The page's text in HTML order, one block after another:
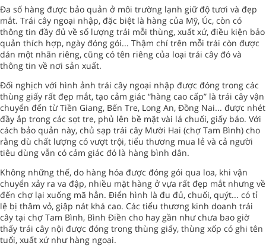
Đa số hàng được bảo quản ở môi trường lạnh giữ độ tươi và đẹp
mắt. Trái cây ngoại nhập, đặc biệt là hàng của Mỹ, Úc, còn có
thông tin đầy đủ về số lượng trái mỗi thùng, xuất xứ, điều kiện bảo
quản thích hợp, ngày đóng gói... Thậm chí trên mỗi trái còn được
dán một nhãn riêng, cũng có tên riêng của loại trái cây đó và
thông tin về nơi sản xuất.
Đối nghịch với hình ảnh trái cây ngoại nhập được đóng trong các
thùng giấy rất đẹp mắt, tạo cảm giác “hàng cao cấp” là trái cây vận
chuyển đến từ Tiền Giang, Bến Tre, Long An, Đồng Nai... được nhét
đầy ắp trong các sọt tre, phủ lên bề mặt vài lá chuối, giấy báo. Với
cách bảo quản này, chủ sạp trái cây Mười Hai (chợ Tam Bình) cho
rằng dù chất lượng có vượt trội, tiểu thương mua lẻ và cả người
tiêu dùng vẫn có cảm giác đó là hàng bình dân.
Không những thế, do hàng hóa được đóng gói qua loa, khi vận
chuyển xảy ra va đập, nhiều mặt hàng ở vựa rất đẹp mắt nhưng về
đến chợ lại xuống mã hẳn. Điển hình là đu đủ, chuối, quýt... có tỉ
lệ bị thâm vỏ, giập nát khá cao. Các tiểu thương kinh doanh trái
cây tại chợ Tam Bình, Bình Điền cho hay gần như chưa bao giờ
thấy trái cây nội được đóng trong thùng giấy, thùng xốp có ghi tên
tuổi, xuất xứ như hàng ngoại.